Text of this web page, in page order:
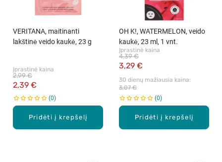
Pridėti į krepšelį
VERITANA, maitinanti
lakštinė veido kaukė, 23 g
Įprastinė kaina
2,39 €
2,99 €
0
Pridėti į krepšelį
OH K!, WATERMELON, veido
kaukė, 23 ml, 1 vnt.
Įprastinė kaina
3,29 €
4,39 €
30 dienų mažiausia kaina:
3,07 €
0